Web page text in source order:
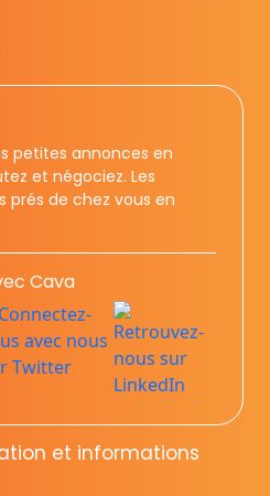
petites annonces en
et négociez. Les
prés de chez vous en
Cava
et informations